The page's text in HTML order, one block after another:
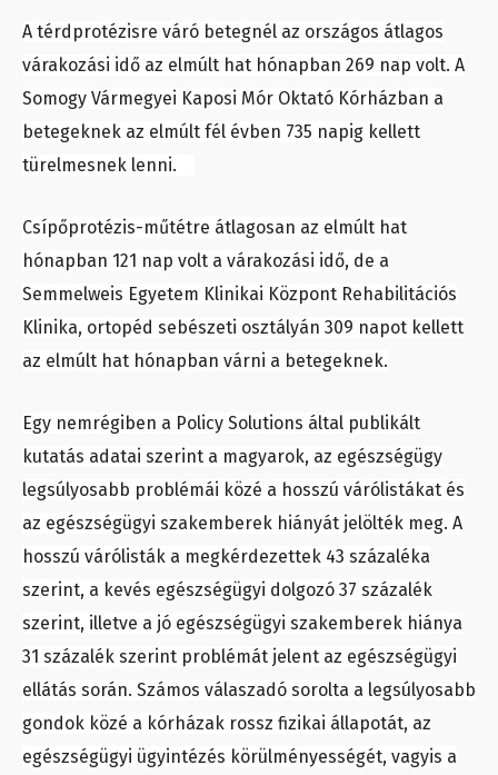
A térdprotézisre váró betegnél az országos átlagos
várakozási idő az elmúlt hat hónapban 269 nap volt. A
Somogy Vármegyei Kaposi Mór Oktató Kórházban a
betegeknek az elmúlt fél évben 735 napig kellett
türelmesnek lenni.
Csípőprotézis-műtétre átlagosan az elmúlt hat
hónapban 121 nap volt a várakozási idő, de a
Semmelweis Egyetem Klinikai Központ Rehabilitációs
Klinika, ortopéd sebészeti osztályán 309 napot kellett
az elmúlt hat hónapban várni a betegeknek.
Egy nemrégiben a Policy Solutions által publikált
kutatás adatai szerint a magyarok, az egészségügy
legsúlyosabb problémái közé a hosszú várólistákat és
az egészségügyi szakemberek hiányát jelölték meg. A
hosszú várólisták a megkérdezettek 43 százaléka
szerint, a kevés egészségügyi dolgozó 37 százalék
szerint, illetve a jó egészségügyi szakemberek hiánya
31 százalék szerint problémát jelent az egészségügyi
ellátás során. Számos válaszadó sorolta a legsúlyosabb
gondok közé a kórházak rossz fizikai állapotát, az
egészségügyi ügyintézés körülményességét, vagyis a